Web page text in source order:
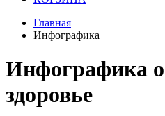
Главная
Инфографика
Инфографика о
здоровье